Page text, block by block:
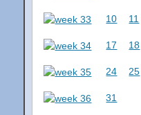
10 11
17 18
24 25
31